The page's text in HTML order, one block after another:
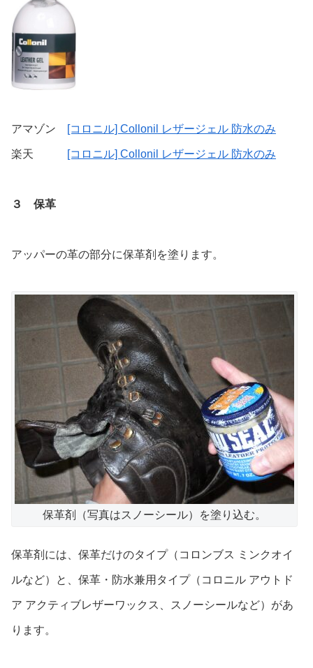
アマゾン [コロニル] Collonil レザージェル 防水のみ
楽天 [コロニル] Collonil レザージェル 防水のみ
３ 保革
アッパーの革の部分に保革剤を塗ります。
保革剤（写真はスノーシール）を塗り込む。
保革剤には、保革だけのタイプ（コロンブス ミンクオイ
ルなど）と、保革・防水兼用タイプ（コロニル アウトド
ア アクティブレザーワックス、スノーシールなど）があ
ります。